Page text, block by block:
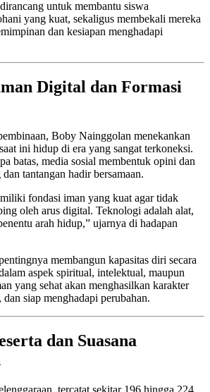
untuk membantu siswa
yang kuat, sekaligus membekali mereka
dan kesiapan menghadapi
Digital dan Formasi
Boby Nainggolan menekankan
ini hidup di era yang sangat terkoneksi.
batas, media sosial membentuk opini dan
tantangan hadir bersamaan.
fondasi iman yang kuat agar tidak
oleh arus digital. Teknologi adalah alat,
arah hidup,” ujarnya di hadapan
membangun kapasitas diri secara
aspek spiritual, intelektual, maupun
yang sehat akan menghasilkan karakter
siap menghadapi perubahan.
dan Suasana
tercatat sekitar 196 hingga 224